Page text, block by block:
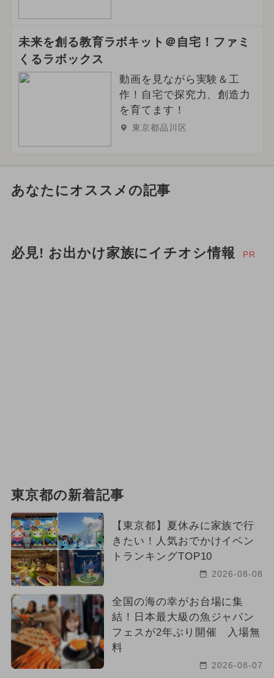
未来を創る教育ラボキット＠自宅！ファミ
くるラボックス
動画を見ながら実験＆工
作！自宅で探究力、創造力
を育てます！
東京都品川区
あなたにオススメの記事
必見! お出かけ家族にイチオシ情報 PR
東京都の新着記事
【東京都】夏休みに家族で行
きたい！人気おでかけイベン
トランキングTOP10
2026-08-08
全国の海の幸がお台場に集
結！日本最大級の魚ジャパン
フェスが2年ぶり開催 入場無
料
2026-08-07